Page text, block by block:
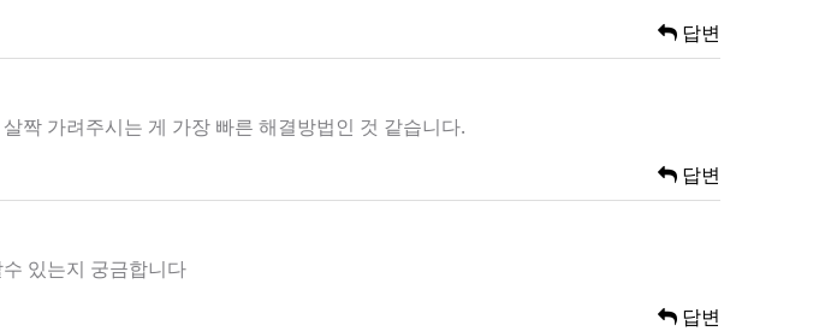
답변
짝 가려주시는 게 가장 빠른 해결방법인 것 같습니다.
답변
있는지 궁금합니다
답변